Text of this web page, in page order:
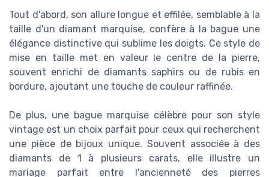
Tout d'abord, son allure longue et effilée, semblable à la
taille d'un diamant marquise, confère à la bague une
élégance distinctive qui sublime les doigts. Ce style de
mise en taille met en valeur le centre de la pierre,
souvent enrichi de diamants saphirs ou de rubis en
bordure, ajoutant une touche de couleur raffinée.
De plus, une bague marquise célèbre pour son style
vintage est un choix parfait pour ceux qui recherchent
une pièce de bijoux unique. Souvent associée à des
diamants de 1 à plusieurs carats, elle illustre un
mariage parfait entre l'ancienneté des pierres